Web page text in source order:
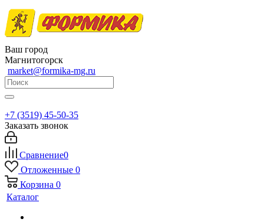
Ваш город
Магнитогорск
market@formika-mg.ru
+7 (3519) 45-50-35
Заказать звонок
Сравнение0
Отложенные 0
Корзина 0
Каталог